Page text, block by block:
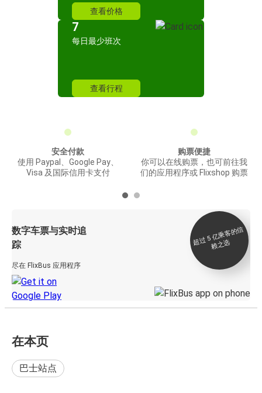
查看价格
7
每日最少班次
查看行程
安全付款
使用 Paypal、Google Pay、
Visa 及国际信用卡支付
购票便捷
你可以在线购票，也可前往我
们的应用程序或 Flixshop 购票
数字车票与实时追
踪
尽在 FlixBus 应用程序
超
过 5
亿
乘
客
的
信
赖
之
选
在本页
巴士站点